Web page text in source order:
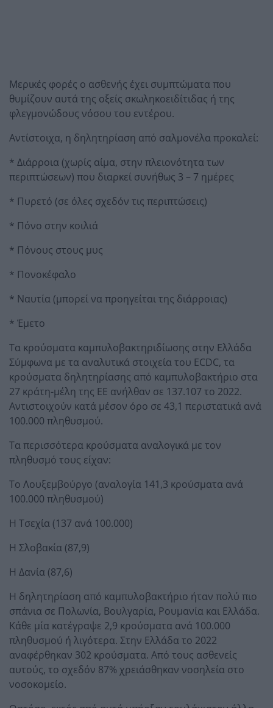
Μερικές φορές ο ασθενής έχει συμπτώματα που
θυμίζουν αυτά της οξείς σκωληκοειδίτιδας ή της
φλεγμονώδους νόσου του εντέρου.
Αντίστοιχα, η δηλητηρίαση από σαλμονέλα προκαλεί:
* Διάρροια (χωρίς αίμα, στην πλειονότητα των
περιπτώσεων) που διαρκεί συνήθως 3 – 7 ημέρες
* Πυρετό (σε όλες σχεδόν τις περιπτώσεις)
* Πόνο στην κοιλιά
* Πόνους στους μυς
* Πονοκέφαλο
* Ναυτία (μπορεί να προηγείται της διάρροιας)
* Έμετο
Τα κρούσματα καμπυλοβακτηριδίωσης στην Ελλάδα
Σύμφωνα με τα αναλυτικά στοιχεία του ECDC, τα
κρούσματα δηλητηρίασης από καμπυλοβακτήριο στα
27 κράτη-μέλη της ΕΕ ανήλθαν σε 137.107 το 2022.
Αντιστοιχούν κατά μέσον όρο σε 43,1 περιστατικά ανά
100.000 πληθυσμού.
Τα περισσότερα κρούσματα αναλογικά με τον
πληθυσμό τους είχαν:
Το Λουξεμβούργο (αναλογία 141,3 κρούσματα ανά
100.000 πληθυσμού)
Η Τσεχία (137 ανά 100.000)
Η Σλοβακία (87,9)
Η Δανία (87,6)
Η δηλητηρίαση από καμπυλοβακτήριο ήταν πολύ πιο
σπάνια σε Πολωνία, Βουλγαρία, Ρουμανία και Ελλάδα.
Κάθε μία κατέγραψε 2,9 κρούσματα ανά 100.000
πληθυσμού ή λιγότερα. Στην Ελλάδα το 2022
αναφέρθηκαν 302 κρούσματα. Από τους ασθενείς
αυτούς, το σχεδόν 87% χρειάσθηκαν νοσηλεία στο
νοσοκομείο.